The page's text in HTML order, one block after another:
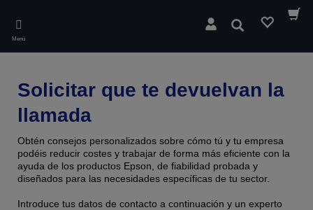
main
content
Menú
Buscar
Solicitar que te devuelvan la
llamada
Obtén consejos personalizados sobre cómo tú y tu empresa
podéis reducir costes y trabajar de forma más eficiente con la
ayuda de los productos Epson, de fiabilidad probada y
diseñados para las necesidades específicas de tu sector.
Introduce tus datos de contacto a continuación y un experto